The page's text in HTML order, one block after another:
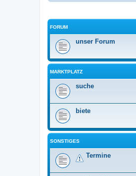
FORUM
unser Forum
MARKTPLATZ
suche
biete
SONSTIGES
Termine